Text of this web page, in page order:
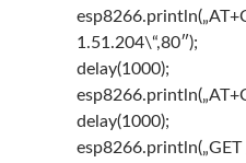
1.51.204\“,80″);
delay(1000);
delay(1000);